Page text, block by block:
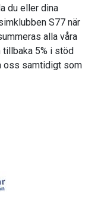
du eller dina
S77 när
alla våra
5% i stöd
oss samtidigt som